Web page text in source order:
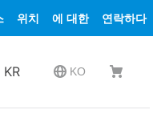
위치 에 대한 연락하다
KR KO